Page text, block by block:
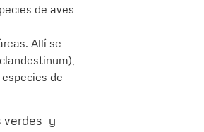
de aves
Allí se
de
verdes y